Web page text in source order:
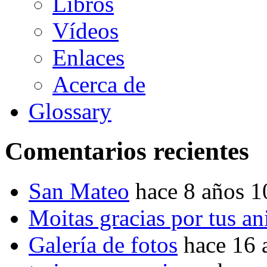
Vídeos
Enlaces
Acerca de
Glossary
Comentarios recientes
San Mateo hace 8 años
Moitas gracias por tus
Galería de fotos hace 16